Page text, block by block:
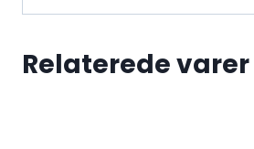
Relaterede varer